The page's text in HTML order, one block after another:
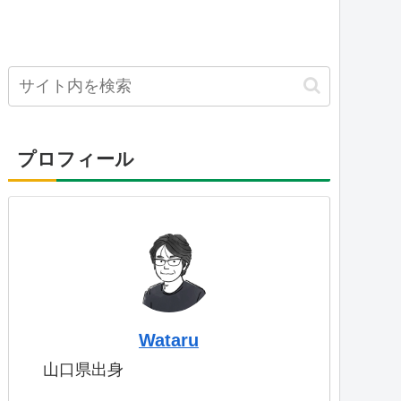
プロフィール
Wataru
山口県出身